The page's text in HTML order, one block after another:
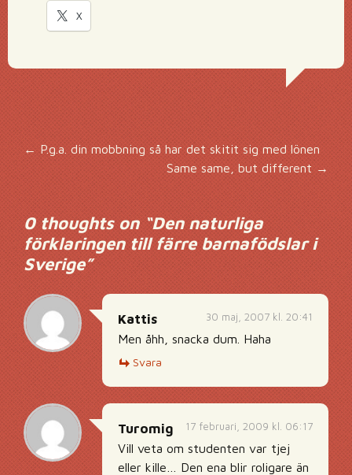
X
Inläggsnavigering
←P.g.a. din mobbning så har det skitit sig med lönen
Same same, but different →
0 thoughts on “Den naturliga
förklaringen till färre barnafödslar i
Sverige”
30 maj, 2007 kl. 20:41
Kattis
Men åhh, snacka dum. Haha
Svara
17 februari, 2009 kl. 06:17
Turomig
Vill veta om studenten var tjej
eller kille… Den ena blir roligare än